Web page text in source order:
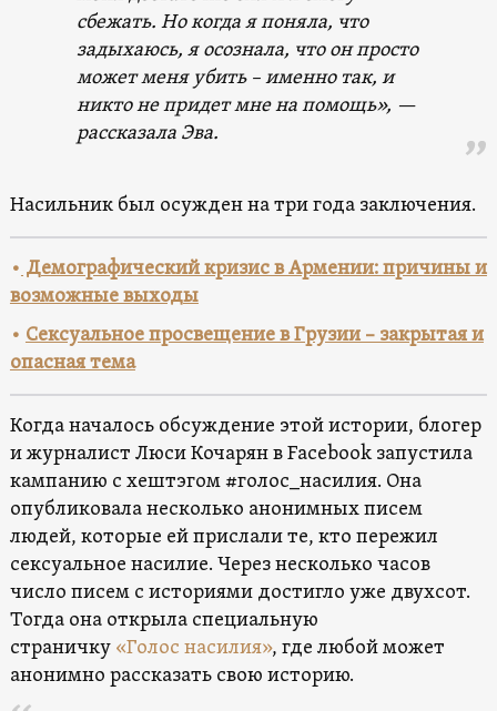
сбежать. Но когда я поняла, что
задыхаюсь, я осознала, что он просто
может меня убить – именно так, и
никто не придет мне на помощь», —
рассказала Эва.
Насильник был осужден на три года заключения.
• Демографический кризис в Армении: причины и
возможные выходы
• Сексуальное просвещение в Грузии – закрытая и
опасная тема
Когда началось обсуждение этой истории, блогер
и журналист Люси Кочарян в Facebook запустила
кампанию с хештэгом #голос_насилия. Она
опубликовала несколько анонимных писем
людей, которые ей прислали те, кто пережил
сексуальное насилие. Через несколько часов
число писем с историями достигло уже двухсот.
Тогда она открыла специальную
страничку «Голос насилия», где любой может
анонимно рассказать свою историю.